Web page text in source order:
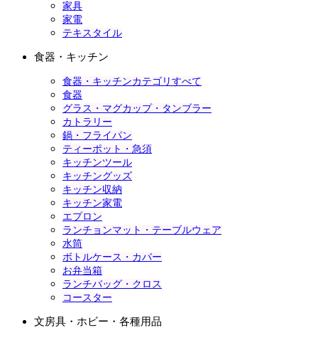
家具
家電
テキスタイル
食器・キッチン
食器・キッチンカテゴリすべて
食器
グラス・マグカップ・タンブラー
カトラリー
鍋・フライパン
ティーポット・急須
キッチンツール
キッチングッズ
キッチン収納
キッチン家電
エプロン
ランチョンマット・テーブルウェア
水筒
ボトルケース・カバー
お弁当箱
ランチバッグ・クロス
コースター
文房具・ホビー・各種用品